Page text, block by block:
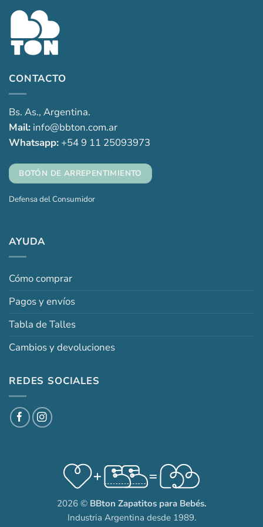
CONTACTO
Bs. As., Argentina.
Mail: info@bbton.com.ar
Whatsapp: +54 9 11 25093973
BOTÓN DE ARREPENTIMIENTO
Defensa del Consumidor
AYUDA
Cómo comprar
Pagos y envíos
Tabla de Talles
Cambios y devoluciones
REDES SOCIALES
2026 © BBton Zapatitos para Bebés.
Industria Argentina desde 1989.